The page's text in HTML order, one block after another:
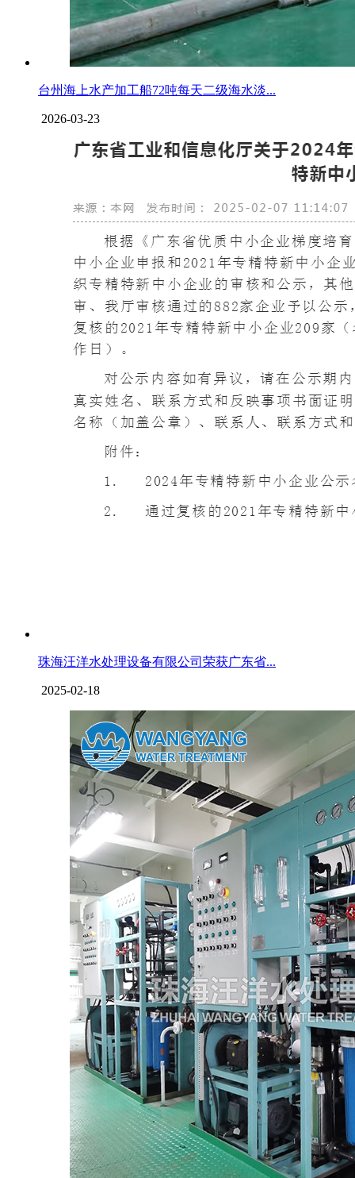
台州海上水产加工船72吨每天二级海水淡...
2026-03-23
珠海汪洋水处理设备有限公司荣获广东省...
2025-02-18